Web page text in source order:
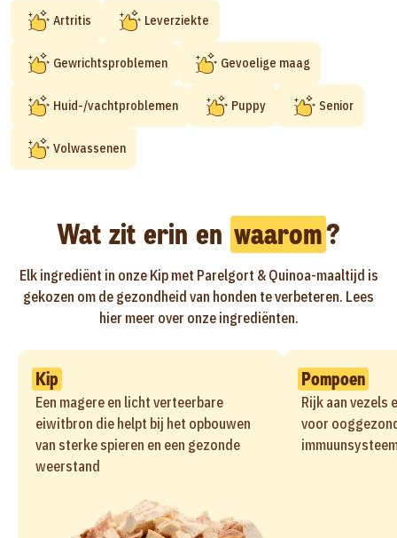
Artritis Leverziekte
Gewrichtsproblemen Gevoelige maag
Huid-/vachtproblemen Puppy Senior
Volwassenen
Wat zit erin en waarom?
Elk ingrediënt in onze Kip met Parelgort & Quinoa-maaltijd is
gekozen om de gezondheid van honden te verbeteren. Lees
hier meer over onze ingrediënten.
Kip
Een magere en licht verteerbare
eiwitbron die helpt bij het opbouwen
van sterke spieren en een gezonde
weerstand
Pompoen
Rijk aan vezels
voor